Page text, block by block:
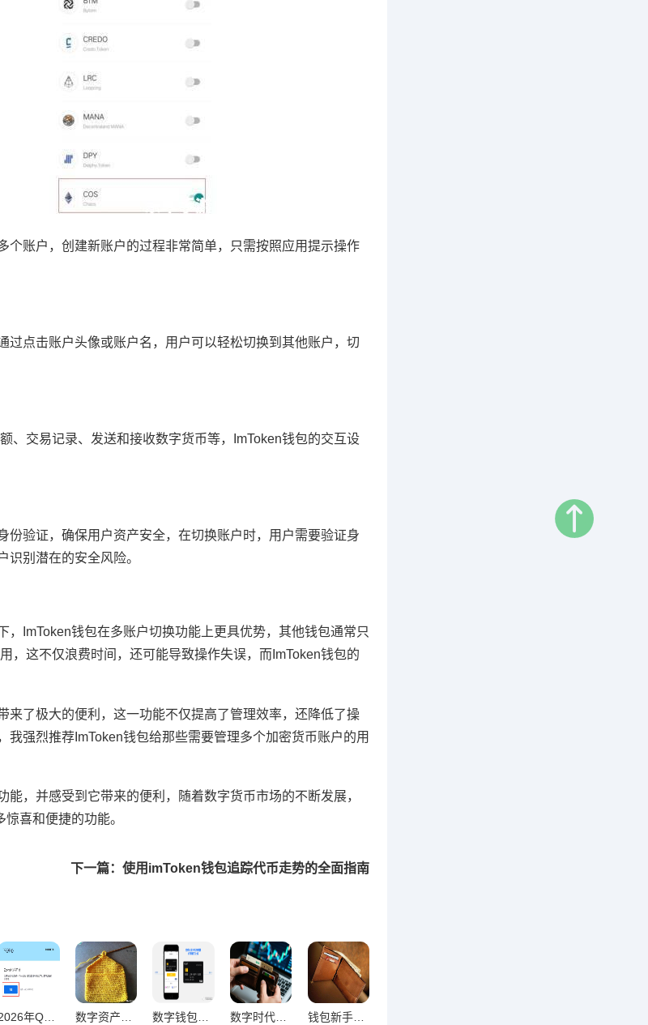
账户，创建新账户的过程非常简单，只需按照应用提示操作
点击账户头像或账户名，用户可以轻松切换到其他账户，切
、交易记录、发送和接收数字货币等，ImToken钱包的交互设
份验证，确保用户资产安全，在切换账户时，用户需要验证身
别潜在的安全风险。
ImToken钱包在多账户切换功能上更具优势，其他钱包通常只
，这不仅浪费时间，还可能导致操作失误，而ImToken钱包的
来了极大的便利，这一功能不仅提高了管理效率，还降低了操
强烈推荐ImToken钱包给那些需要管理多个加密货币账户的用
，并感受到它带来的便利，随着数字货币市场的不断发展，
喜和便捷的功能。
下一篇：使用imToken钱包追踪代币走势的全面指南
2026年Q1虚拟币钱包用户激增37% 行业拐点疑云浮现 数字资产管理从零入门，钱包全套操作终极教程 数字钱包新手速成，从零开始的完整操作指南 数字时代钱包风险控制，全维度安全盾牌解析 钱包新手安全入门，零基础避坑使用手册